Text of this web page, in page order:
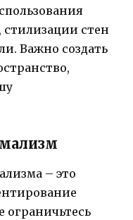
стилизации стен
Важно создать
– это
ограничьтесь